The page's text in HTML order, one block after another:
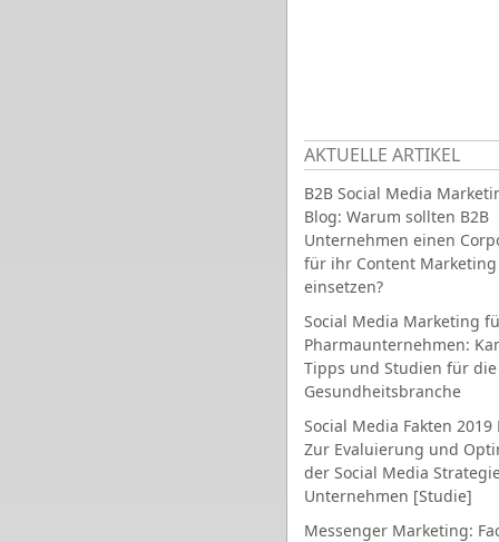
AKTUELLE ARTIKEL
B2B Social Media
Blog: Warum sollten B2B
Unternehmen einen
für ihr Content Marketing
einsetzen?
Social Media Marketing
Pharmaunternehmen:
Tipps und Studien für die
Gesundheitsbranche
Social Media Fakten 2019
Zur Evaluierung und
der Social Media
Unternehmen [Studie]
Messenger Marketing: